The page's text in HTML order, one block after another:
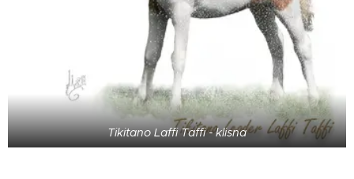
Tikitano Laffi Taffi - klisna